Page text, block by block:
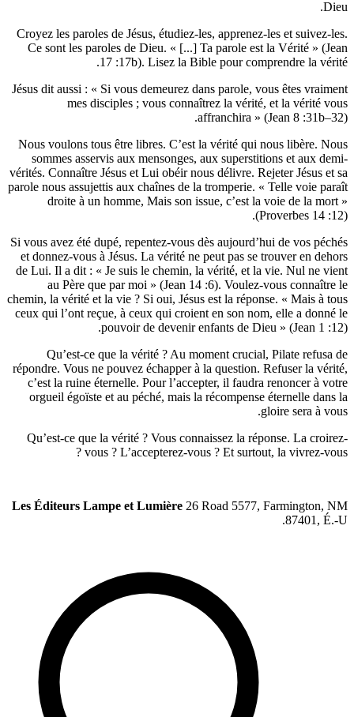
Croyez les paroles de Jésus, étudiez-les,
Ce sont les paroles de Dieu. « [...] Ta
17 :17b). Lisez la Bible
Jésus dit aussi : « Si vous demeurez dans
mes disciples ; vous connaîtrez
Nous voulons tous être libres. C’est la
sommes asservis aux mensonges, aux
vérités. Connaître Jésus et Lui obéir nous
parole nous assujettis aux chaînes de la
droite à un homme, Mais son issue,
Si vous avez été dupé, repentez-vous dès
et donnez-vous à Jésus. La vérité ne
de Lui. Il a dit : « Je suis le chemin, la
au Père que par moi » (Jean 14
chemin, la vérité et la vie ? Si oui, Jésus est
ceux qui l’ont reçue, à ceux qui croient
pouvoir de devenir
Qu’est-ce que la vérité ? Au
répondre. Vous ne pouvez échapper à la
c’est la ruine éternelle. Pour
orgueil égoïste et au péché, mais la
Qu’est-ce que la vérité ? Vous
vous ? L’accepterez-vous ?
Les Éditeurs Lampe et Lumière26